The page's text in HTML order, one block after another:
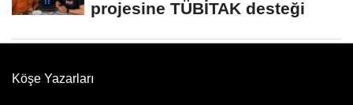
projesine TÜBİTAK desteği
Köşe Yazarları